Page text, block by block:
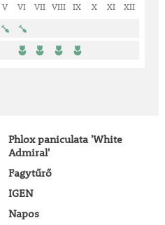
V VI VII VIII IX X XI XII
Phlox paniculata 'White
Admiral'
Fagytűrő
IGEN
Napos